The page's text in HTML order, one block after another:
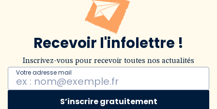
Recevoir l'infolettre !
Inscrivez-vous pour recevoir toutes nos actualités
Votre adresse mail
S’inscrire gratuitement